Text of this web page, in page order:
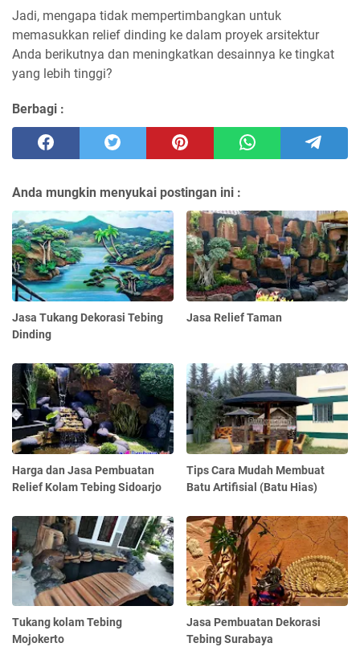
Jadi, mengapa tidak mempertimbangkan untuk
memasukkan relief dinding ke dalam proyek arsitektur
Anda berikutnya dan meningkatkan desainnya ke tingkat
yang lebih tinggi?
Berbagi :
Anda mungkin menyukai postingan ini :
Jasa Tukang Dekorasi Tebing
Dinding
Jasa Relief Taman
Harga dan Jasa Pembuatan
Relief Kolam Tebing Sidoarjo
Tips Cara Mudah Membuat
Batu Artifisial (Batu Hias)
Tukang kolam Tebing
Mojokerto
Jasa Pembuatan Dekorasi
Tebing Surabaya